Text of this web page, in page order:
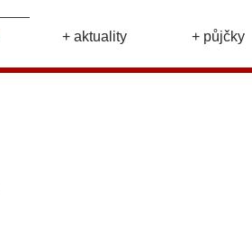
+ aktuality + půjčky